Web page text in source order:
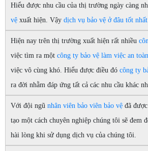
Hiểu được nhu cầu của thị trường ngày càng
vệ xuất hiện. Vậy dịch vụ bảo vệ ở đâu tốt
Hiện nay trên thị trường xuất hiện rất nhiều
việc tìm ra một công ty bảo vệ làm việc an toàn
việc vô cùng khó. Hiểu được điều đó công ty
ra đời nhằm đáp ứng tất cả các nhu cầu khác
Với đội ngũ nhân viên bảo viên bảo vệ đã
tạo một cách chuyên nghiệp chúng tôi sẽ đem
hài lòng khi sử dụng dịch vụ của chúng tôi.